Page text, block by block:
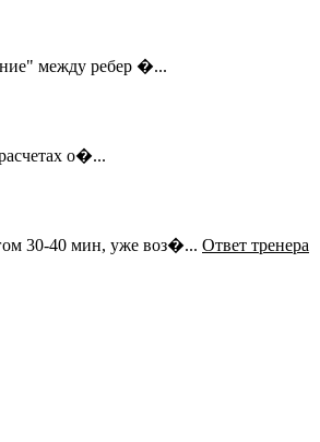
между ребер �...
о�...
30-40 мин, уже воз�... Ответ тренера